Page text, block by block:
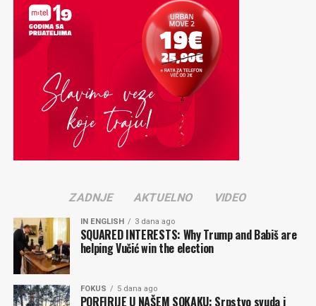
ZADNJE AKTUELNO VIDEO
IN ENGLISH 3 dana ago
SQUARED INTERESTS: Why Trump and Babiš are
helping Vučić win the election
FOKUS 5 dana ago
PORFIRIJE U NAŠEM SOKAKU: Srpstvo svuda i